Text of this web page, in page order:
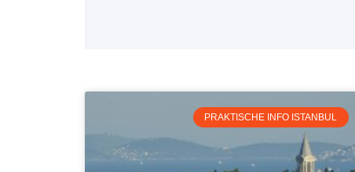
PRAKTISCHE INFO ISTANBUL